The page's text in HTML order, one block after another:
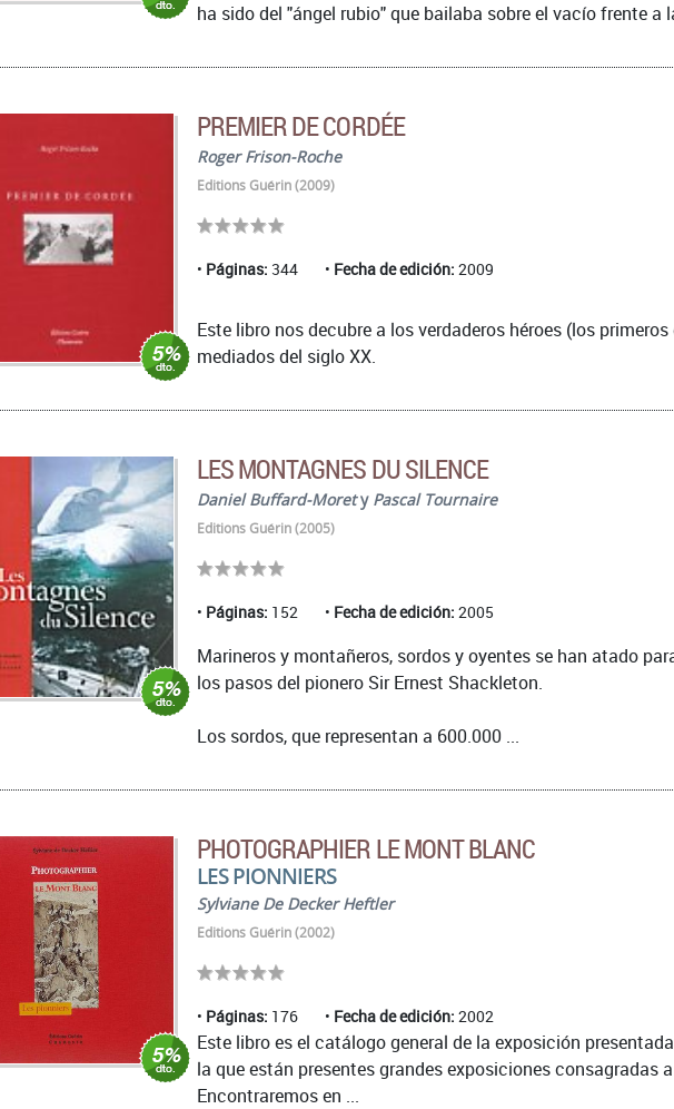
ha sido del "ángel rubio" que bailaba sobre el vacío frente a
PREMIER DE CORDÉE
Roger Frison-Roche
Editions Guérin (2009)
Páginas: 344 Fecha de edición: 2009
Este libro nos decubre a los verdaderos héroes (los
mediados del siglo XX.
LES MONTAGNES DU SILENCE
Daniel Buffard-Morety Pascal Tournaire
Editions Guérin (2005)
Páginas: 152 Fecha de edición: 2005
Marineros y montañeros, sordos y oyentes se han atado
los pasos del pionero Sir Ernest Shackleton.
Los sordos, que representan a 600.000 ...
PHOTOGRAPHIER LE MONT BLANC
LES PIONNIERS
Sylviane De Decker Heftler
Editions Guérin (2002)
Páginas: 176 Fecha de edición: 2002
Este libro es el catálogo general de la exposición
la que están presentes grandes exposiciones consagradas
Encontraremos en ...